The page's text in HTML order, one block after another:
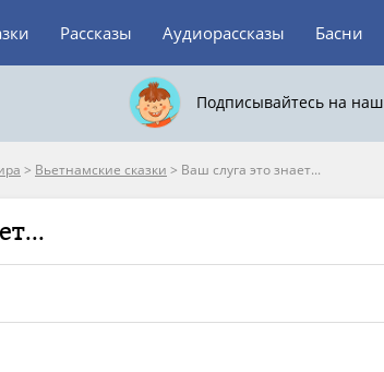
Рассказы Аудиорассказы Басни
Подписывайтесь на наш
> Вьетнамские сказки > Ваш слуга это знает...